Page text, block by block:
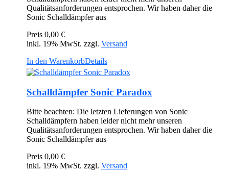
Qualitätsanforderungen entsprochen. Wir haben daher die
Sonic Schalldämpfer aus
Preis 0,00 €
inkl. 19% MwSt. zzgl. Versand
In den WarenkorbDetails
Schalldämpfer Sonic Paradox
Bitte beachten: Die letzten Lieferungen von Sonic
Schalldämpfern haben leider nicht mehr unseren
Qualitätsanforderungen entsprochen. Wir haben daher die
Sonic Schalldämpfer aus
Preis 0,00 €
inkl. 19% MwSt. zzgl. Versand